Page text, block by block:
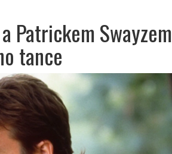
Patrickem Swayzem
tance